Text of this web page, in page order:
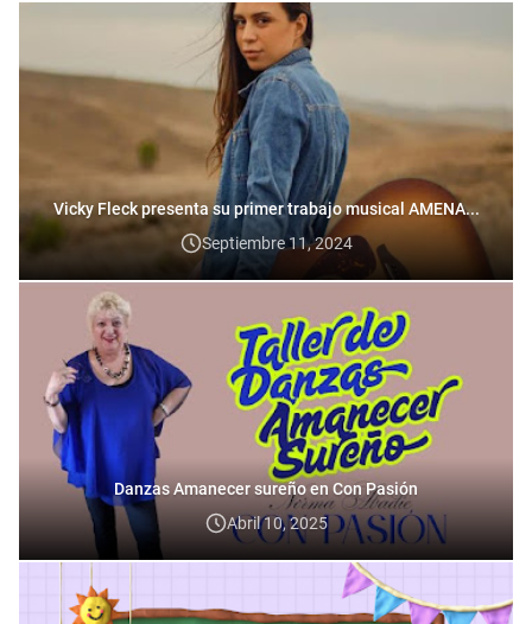
Vicky Fleck presenta su primer trabajo musical AMENA...
Septiembre 11, 2024
Danzas Amanecer sureño en Con Pasión
Abril 10, 2025